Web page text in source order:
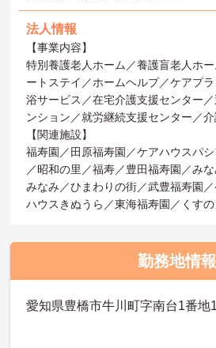
法人情報
【事業内容】
特別養護老人ホーム／養護盲老人ホ
ートステイ／ホームヘルプ／ケアプ
浴サービス／在宅介護支援センター
ンション／就労継続支援センター／
【関連施設】
福寿園／田原福寿園／ケアハウスパ
／昭和の里／福寿／豊田福寿園／み
みなみ／ひまわりの街／武豊福寿園
ハウスきぬうら／東海福寿園／くすの
勤務地情報
愛知県豊橋市牛川町字南台1番地1